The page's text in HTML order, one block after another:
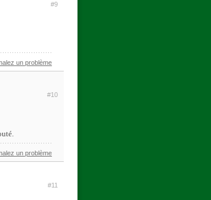
#9
un problème
#10
un problème
#11